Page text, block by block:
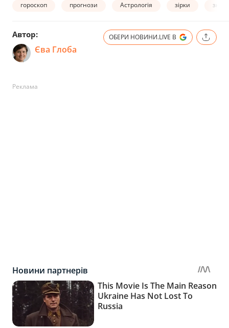
гороскоп прогнози Астрологія зірки
Автор:
Єва Глоба
ОБЕРИ НОВИНИ.LIVE В
Реклама